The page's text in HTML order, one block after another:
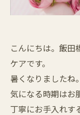
こんにちは。飯田
ケアです。
暑くなりましたね
気になる時期はお
丁寧にお手入れす